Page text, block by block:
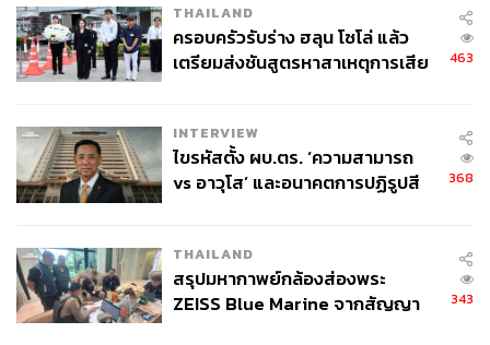
THAILAND
ครอบครัวรับร่าง ฮลุน โซโล่ แล้ว
เตรียมส่งชันสูตรหาสาเหตุการเสีย
463
INTERVIEW
ไขรหัสตั้ง ผบ.ตร. ‘ความสามารถ
vs อาวุโส’ และอนาคตการปฏิรูปสี
368
THAILAND
สรุปมหากาพย์กล้องส่องพระ
ZEISS Blue Marine จากสัญญา
343